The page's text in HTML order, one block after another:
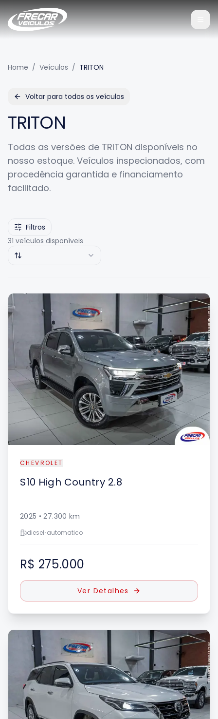
Home / Veículos / TRITON
Voltar para todos os veículos
TRITON
Todas as versões de TRITON disponíveis no
nosso estoque. Veículos inspecionados, com
procedência garantida e financiamento
facilitado.
Filtros
31 veículos disponíveis
CHEVROLET
S10 High Country 2.8
2025 •27.300 km
diesel•automatico
R$ 275.000
Ver Detalhes